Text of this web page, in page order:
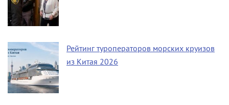
Рейтинг туроператоров морских круизов
из Китая 2026